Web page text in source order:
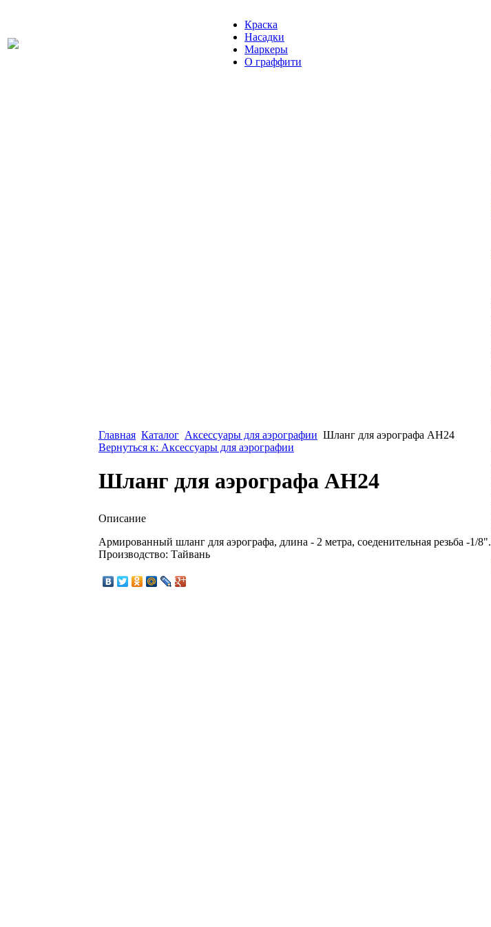
Краска
Насадки
Маркеры
О граффити
Главная Каталог Аксессуары для аэрографии Шланг для аэрографа AH24
Вернуться к: Аксессуары для аэрографии
Шланг для аэрографа AH24
Описание
Армированный шланг для аэрографа, длина - 2 метра, соеденительная резьба -1/8".
Производство: Тайвань